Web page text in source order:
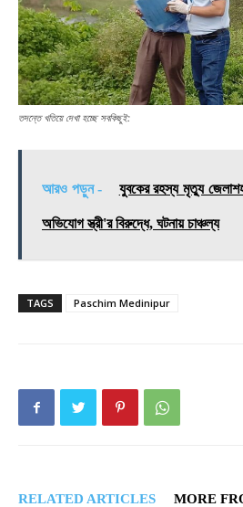
তদন্তে খতিয়ে দেখা হচ্ছে সবকিছুই:
আরও পড়ুন - যুবকের রহস্য মৃত্যু
অভিযোগ‌ স্ত্রী'র বিরুদ্ধে, ঘটনায় চাঞ্চল্য
TAGS Paschim Medinipur
RELATED ARTICLES MORE